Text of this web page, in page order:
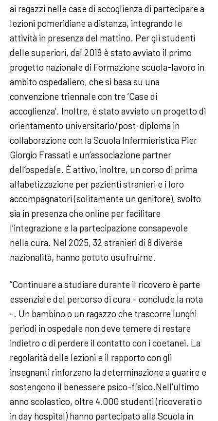
ai ragazzi nelle case di accoglienza di partecipare a
lezioni pomeridiane a distanza, integrando le
attività in presenza del mattino. Per gli studenti
delle superiori, dal 2019 è stato avviato il primo
progetto nazionale di Formazione scuola-lavoro in
ambito ospedaliero, che si basa su una
convenzione triennale con tre ‘Case di
accoglienza’. Inoltre, è stato avviato un progetto di
orientamento universitario/post-diploma in
collaborazione con la Scuola Infermieristica Pier
Giorgio Frassati e un’associazione partner
dell’ospedale. È attivo, inoltre, un corso di prima
alfabetizzazione per pazienti stranieri e i loro
accompagnatori (solitamente un genitore), svolto
sia in presenza che online per facilitare
l’integrazione e la partecipazione consapevole
nella cura. Nel 2025, 32 stranieri di 8 diverse
nazionalità, hanno potuto usufruirne.
“Continuare a studiare durante il ricovero è parte
essenziale del percorso di cura – conclude la nota
-. Un bambino o un ragazzo che trascorre lunghi
periodi in ospedale non deve temere di restare
indietro o di perdere il contatto con i coetanei. La
regolarità delle lezioni e il rapporto con gli
insegnanti rinforzano la determinazione a guarire e
sostengono il benessere psico-fisico.Nell’ultimo
anno scolastico, oltre 4.000 studenti (ricoverati o
in day hospital) hanno partecipato alla Scuola in